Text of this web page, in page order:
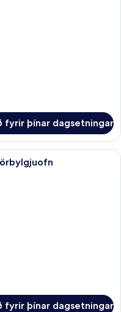
fyrir þínar dagsetningar
sængurfatnaður,
fyrir þínar dagsetningar